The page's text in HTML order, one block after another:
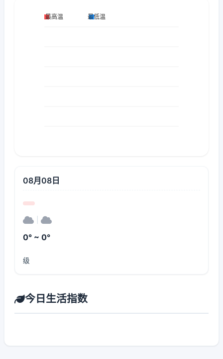
08月08日
0° ~ 0°
级
今日生活指数